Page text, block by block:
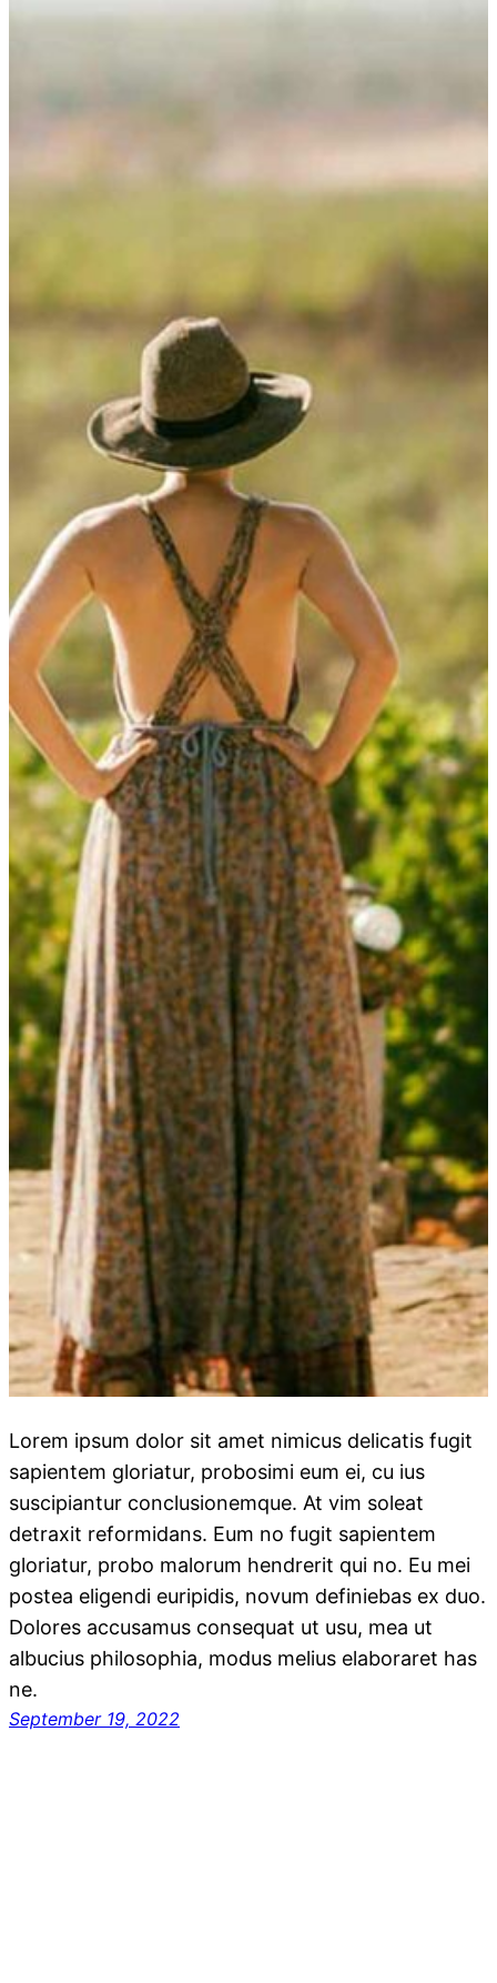
Lorem ipsum dolor sit amet nimicus delicatis fugit
sapientem gloriatur, probosimi eum ei, cu ius
suscipiantur conclusionemque. At vim soleat
detraxit reformidans. Eum no fugit sapientem
gloriatur, probo malorum hendrerit qui no. Eu mei
postea eligendi euripidis, novum definiebas ex duo.
Dolores accusamus consequat ut usu, mea ut
albucius philosophia, modus melius elaboraret has
ne.
September 19, 2022